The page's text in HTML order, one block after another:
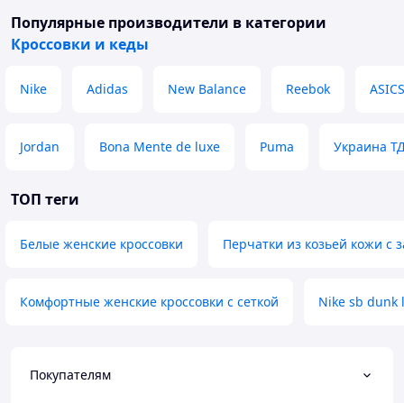
Популярные производители в категории
Кроссовки и кеды
Nike Adidas New Balance Reebok ASICS
Jordan Bona Mente de luxe Puma Украина
ТОП теги
Белые женские кроссовки Перчатки из козьей кожи с
Комфортные женские кроссовки с сеткой Nike sb dunk
Покупателям